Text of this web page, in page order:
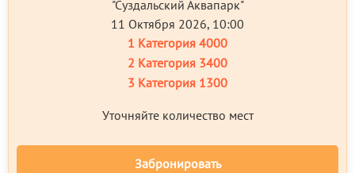
"Суздальский Аквапарк"
11 Октября 2026, 10:00
1 Категория 4000
2 Категория 3400
3 Категория 1300
Уточняйте количество мест
Забронировать